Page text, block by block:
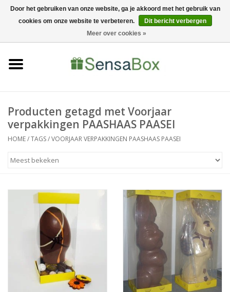
06-22022900 0 Artikelen - €0,00
Bewerkingen
Nieuws
Producten getagd met Voorjaar
verpakkingen PAASHAAS PAASEI
HOME/TAGS/VOORJAAR VERPAKKINGEN PAASHAAS PAASEI
Door het gebruiken van onze website, ga je akkoord met het gebruik van
cookies om onze website te verbeteren.
Dit bericht verbergen
Meer over cookies »